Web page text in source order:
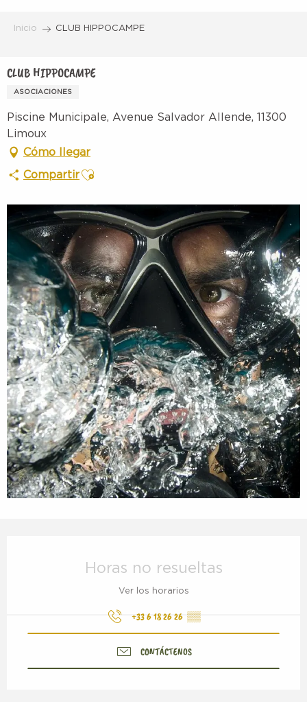
Inicio CLUB HIPPOCAMPE
CLUB HIPPOCAMPE
ASOCIACIONES
Piscine Municipale, Avenue Salvador Allende, 11300
Limoux
Cómo llegar
CompartirAjouter aux favoris
Horas no resueltas
Ver los horarios
+33 6 18 26 26 ▒▒
CONTÁCTENOS